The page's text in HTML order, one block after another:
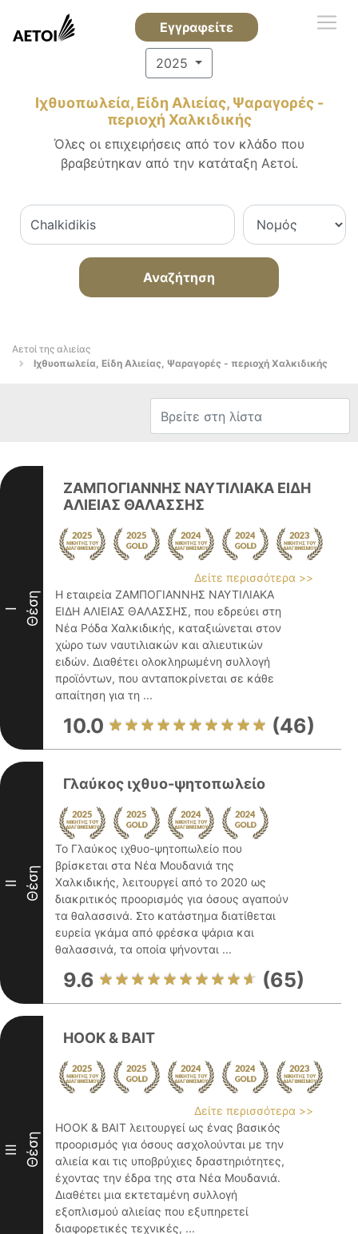
Εγγραφείτε
2025
Ιχθυοπωλεία, Είδη Αλιείας, Ψαραγορές -
περιοχή Χαλκιδικής
Όλες οι επιχειρήσεις από τον κλάδο που
βραβεύτηκαν από την κατάταξη Αετοί.
Αναζήτηση
Αετοί της αλιείας
Ιχθυοπωλεία, Είδη Αλιείας, Ψαραγορές - περιοχή Χαλκιδικής
I Θέση
ΖΑΜΠΟΓΙΑΝΝΗΣ ΝΑΥΤΙΛΙΑΚΑ ΕΙΔΗ
ΑΛΙΕΙΑΣ ΘΑΛΑΣΣΗΣ
Δείτε περισσότερα >>
Η εταιρεία ΖΑΜΠΟΓΙΑΝΝΗΣ ΝΑΥΤΙΛΙΑΚΑ
ΕΙΔΗ ΑΛΙΕΙΑΣ ΘΑΛΑΣΣΗΣ, που εδρεύει στη
Νέα Ρόδα Χαλκιδικής, καταξιώνεται στον
χώρο των ναυτιλιακών και αλιευτικών
ειδών. Διαθέτει ολοκληρωμένη συλλογή
προϊόντων, που ανταποκρίνεται σε κάθε
απαίτηση για τη ...
10.0 (46)
II Θέση
Γλαύκος ιχθυο-ψητοπωλείο
Το Γλαύκος ιχθυο-ψητοπωλείο που
βρίσκεται στα Νέα Μουδανιά της
Χαλκιδικής, λειτουργεί από το 2020 ως
διακριτικός προορισμός για όσους αγαπούν
τα θαλασσινά. Στο κατάστημα διατίθεται
ευρεία γκάμα από φρέσκα ψάρια και
θαλασσινά, τα οποία ψήνονται ...
9.6 (65)
III Θέση
HOOK & BAIT
Δείτε περισσότερα >>
HOOK & BAIT λειτουργεί ως ένας βασικός
προορισμός για όσους ασχολούνται με την
αλιεία και τις υποβρύχιες δραστηριότητες,
έχοντας την έδρα της στα Νέα Μουδανιά.
Διαθέτει μια εκτεταμένη συλλογή
εξοπλισμού αλιείας που εξυπηρετεί
διαφορετικές τεχνικές, ...